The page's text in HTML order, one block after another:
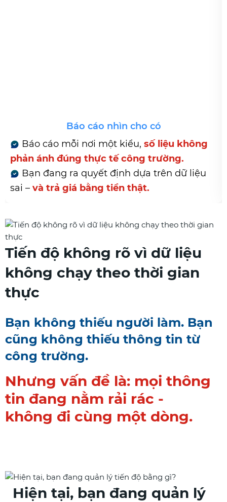
Báo cáo nhìn cho có
mỗi nơi một kiểu,số liệu không
thực tế công trường.
ra quyết định dựa trên dữ liệu
giá bằng tiền thật.
Mỗi
tiến độ
Doanh
Tiến độ không rõ vì dữ liệu
không chạy theo thời gian
thực
Bạn không thiếu người làm. Bạn
cũng không thiếu thông tin từ
công trường.
Nhưng vấn đề là: mọi thông
tin đang nằm rải rác -
không đi cùng một dòng.
Hiện tại, bạn đang quản lý